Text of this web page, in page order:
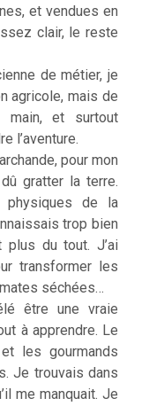
et vendues en
clair, le reste
de métier, je
agricole, mais de
et surtout
l’aventure.
pour mon
gratter la terre.
physiques de la
trop bien
plus du tout. J’ai
transformer les
séchées…
être une vraie
à apprendre. Le
les gourmands
Je trouvais dans
me manquait. Je